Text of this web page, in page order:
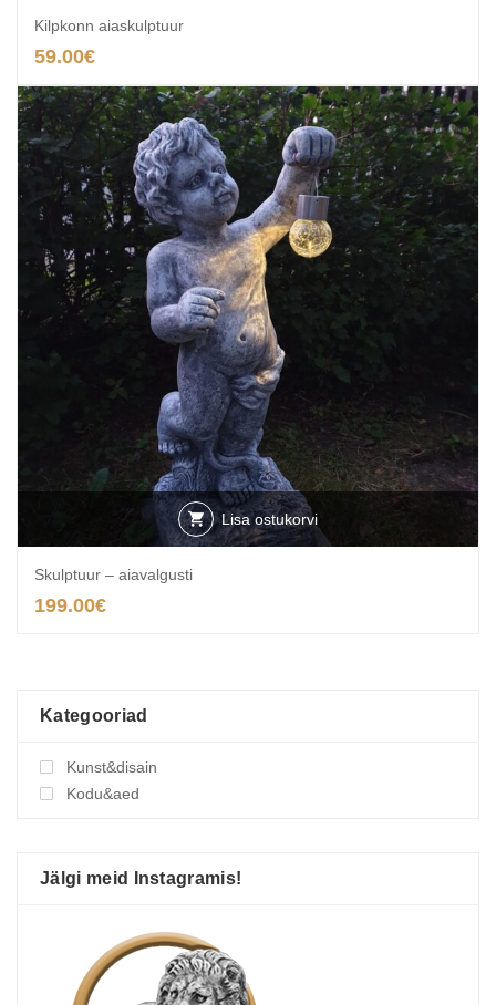
Kilpkonn aiaskulptuur
59.00€
Lisa ostukorvi
Skulptuur – aiavalgusti
199.00€
Kategooriad
Kunst&disain
Kodu&aed
Jälgi meid Instagramis!